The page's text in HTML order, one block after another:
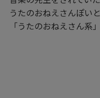
うたのおねえさんぽい
「うたのおねえさん系